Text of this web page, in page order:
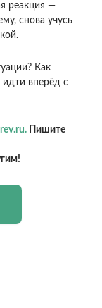
реакция —
снова учусь
Как
идти вперёд с
Пишите